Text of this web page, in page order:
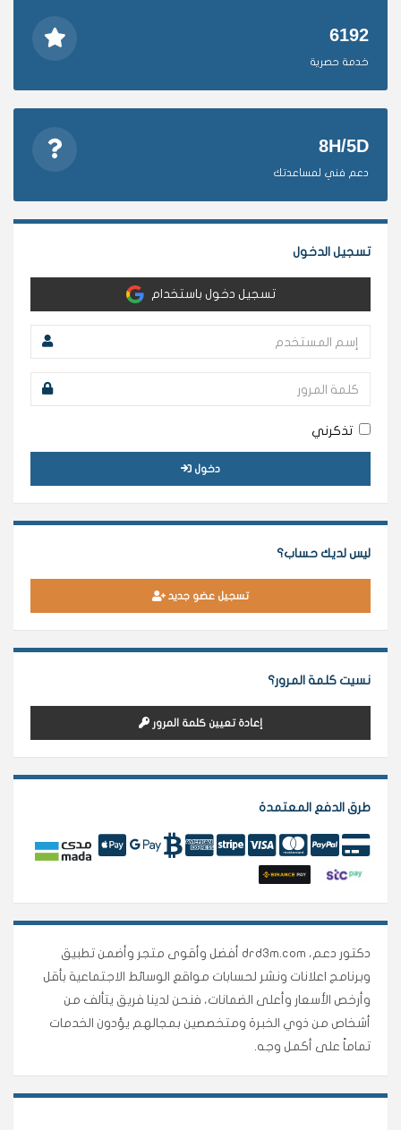
6192
خدمة حصرية
8H/5D
دعم فني لمساعدتك
تسجيل الدخول
تسجيل دخول باستخدام
تذكرني
دخول
ليس لديك حساب؟
تسجيل عضو جديد
نسيت كلمة المرور؟
إعادة تعيين كلمة المرور
طرق الدفع المعتمدة
دكتور دعم، drd3m.com أفضل وأقوى متجر وأضمن تطبيق
وبرنامج اعلانات ونشر لحسابات مواقع الوسائط الاجتماعية بأقل
وأرخص الأسعار وأعلى الضمانات، فنحن لدينا فريق يتألف من
أشخاص من ذوي الخبرة ومتخصصين بمجالهم يؤدون الخدمات
تماماً على أكمل وجه.